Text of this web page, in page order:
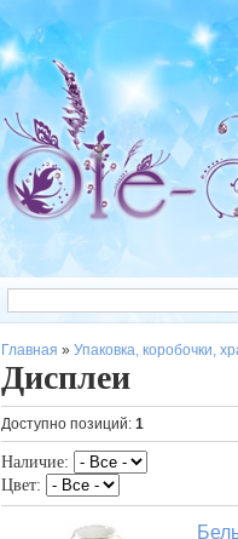
Главная » Упаковка, коробочки,
Дисплеи
Доступно позиций: 1
Наличие:
Цвет: